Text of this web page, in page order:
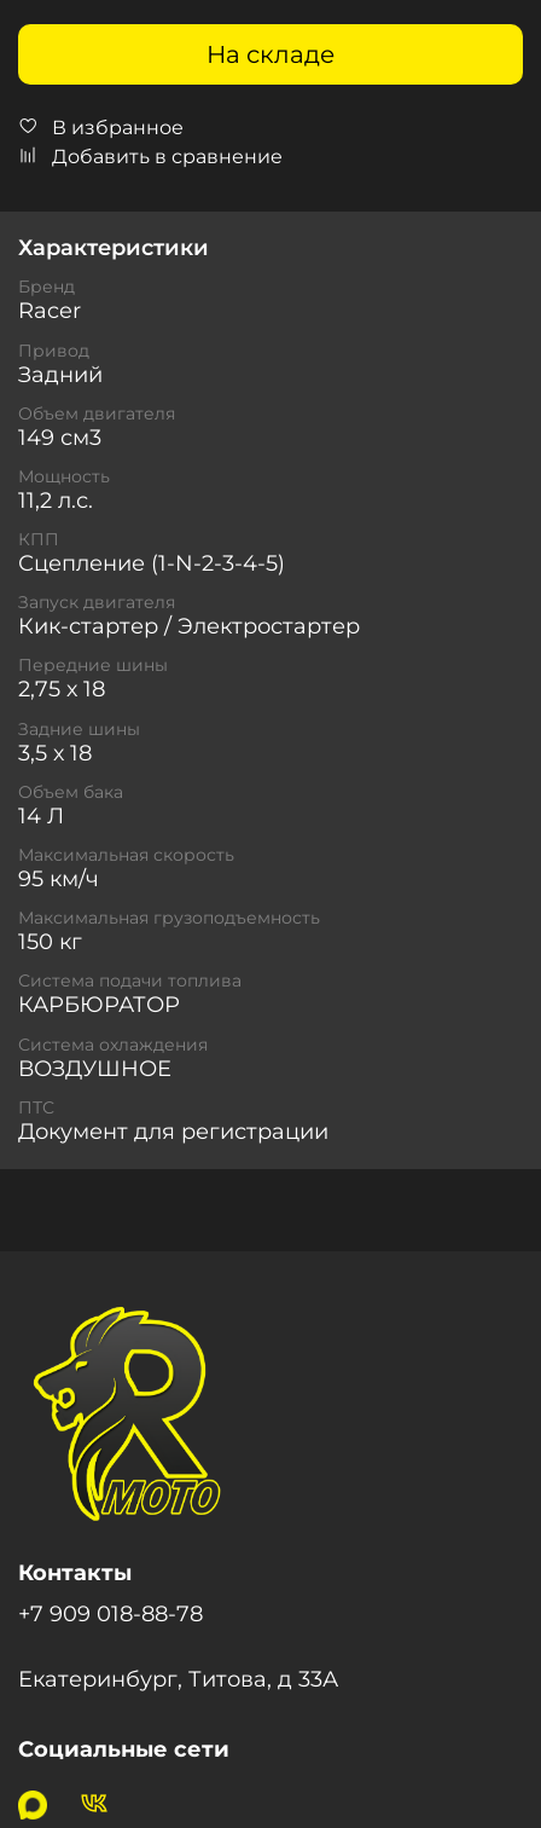
На складе
В избранное
Добавить в сравнение
Характеристики
Бренд
Racer
Привод
Задний
Объем двигателя
149 см3
Мощность
11,2 л.с.
КПП
Сцепление (1-N-2-3-4-5)
Запуск двигателя
Кик-стартер / Электростартер
Передние шины
2,75 х 18
Задние шины
3,5 х 18
Объем бака
14 Л
Максимальная скорость
95 км/ч
Максимальная грузоподъемность
150 кг
Система подачи топлива
КАРБЮРАТОР
Система охлаждения
ВОЗДУШНОЕ
ПТС
Документ для регистрации
Контакты
+7 909 018-88-78
Екатеринбург, Титова, д 33А
Социальные сети